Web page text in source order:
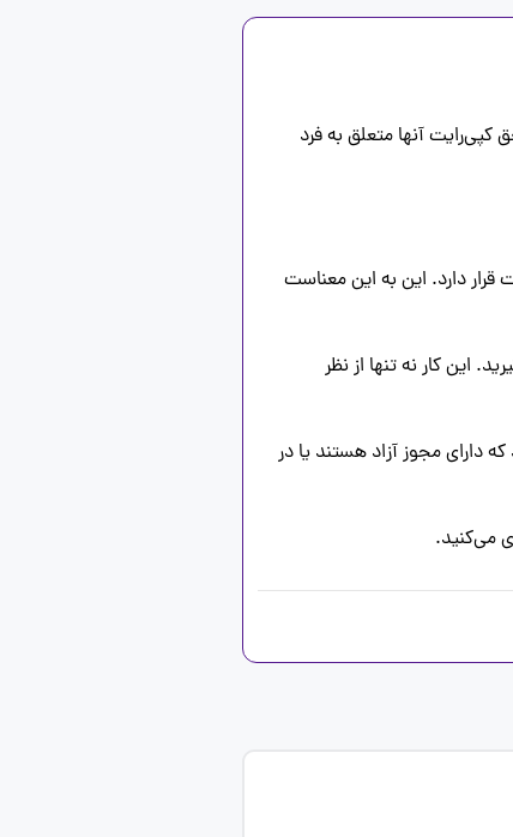
1. **احترام به حق مالکیت معنوی**: هر عکسی که توسط یک عکاس خلق شده باشد، تحت حمایت حقوق کپی‌رایت قرار دارد. این به این معناست
2. **دریافت مجوز**: برای استفاده از تصویر، باید با عکاس یا مالک حقوقی تصویر تماس بگیرید و از آنها اجازه بگیرید. این کار نه تنها از نظر
3. **جستجوی منابع رایگان**: اگر نمی‌توانید از تصویر مورد نظر استفاده کنید، می‌توانید به دنبال تصاویری باشید که دارای مجوز آزاد هستند یا در